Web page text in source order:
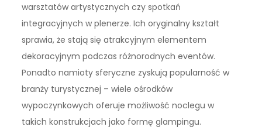
warsztatów artystycznych czy spotkań
integracyjnych w plenerze. Ich oryginalny kształt
sprawia, że stają się atrakcyjnym elementem
dekoracyjnym podczas różnorodnych eventów.
Ponadto namioty sferyczne zyskują popularność w
branży turystycznej – wiele ośrodków
wypoczynkowych oferuje możliwość noclegu w
takich konstrukcjach jako formę glampingu.